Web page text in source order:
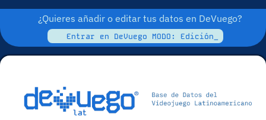
¿Quieres añadir o editar tus datos en DeVuego?
Entrar en DeVuego MODO: Edición_